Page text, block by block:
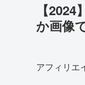
【
か画像
アフィリエ